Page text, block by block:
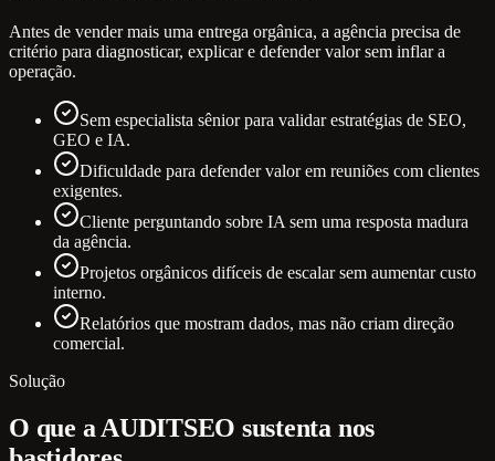
Antes de vender mais uma entrega orgânica, a agência precisa de
critério para diagnosticar, explicar e defender valor sem inflar a
operação.
Sem especialista sênior para validar estratégias de SEO,
GEO e IA.
Dificuldade para defender valor em reuniões com clientes
exigentes.
Cliente perguntando sobre IA sem uma resposta madura
da agência.
Projetos orgânicos difíceis de escalar sem aumentar custo
interno.
Relatórios que mostram dados, mas não criam direção
comercial.
Solução
O que a AUDITSEO sustenta nos